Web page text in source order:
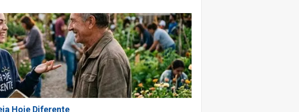
Hoje Diferente